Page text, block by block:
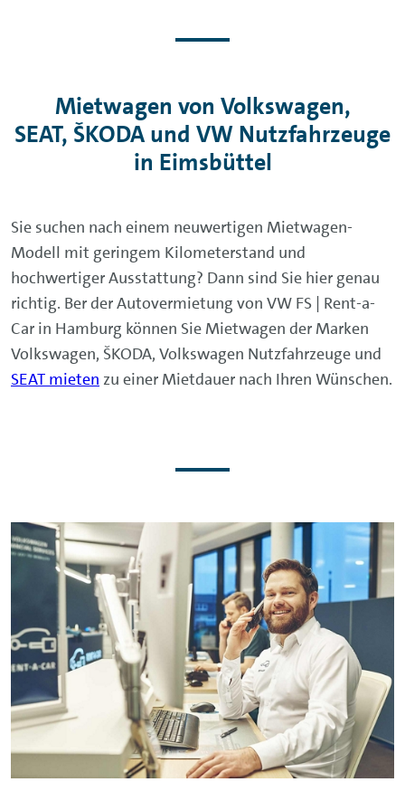
Mietwagen von Volkswagen,
SEAT, ŠKODA und VW Nutzfahrzeuge
in Eimsbüttel
Sie suchen nach einem neuwertigen Mietwagen-
Modell mit geringem Kilometerstand und
hochwertiger Ausstattung? Dann sind Sie hier genau
richtig. Ber der Autovermietung von VW FS | Rent-a-
Car in Hamburg können Sie Mietwagen der Marken
Volkswagen, ŠKODA, Volkswagen Nutzfahrzeuge und
SEAT mieten zu einer Mietdauer nach Ihren Wünschen.